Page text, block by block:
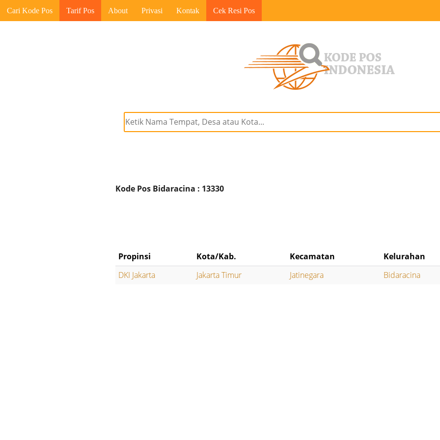
Cari Kode Pos Tarif Pos About Privasi Kontak Cek Resi Pos
Kode Pos Bidaracina : 13330
Propinsi Kota/Kab. Kecamatan
Kelurahan
DKI Jakarta
Jakarta Timur Jatinegara Bidaracina